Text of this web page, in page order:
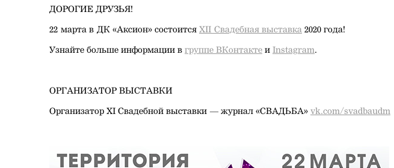
ДОРОГИЕ ДРУЗЬЯ!
22 марта в ДК «Аксион» состоится XII Свадебная выставка 2020 года!
Узнайте больше информации в группе ВКонтакте и Instagram.
ОРГАНИЗАТОР ВЫСТАВКИ
Организатор XI Свадебной выставки — журнал «СВАДЬБА» vk.com/svadbaudm